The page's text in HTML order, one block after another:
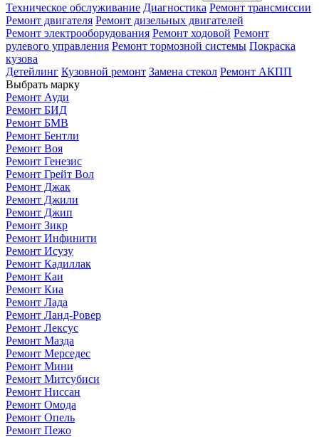
Техническое обслуживание Диагностика Ремонт трансмиссии
Ремонт двигателя Ремонт дизельных двигателей
Ремонт электрооборудования Ремонт ходовой Ремонт
рулевого управления Ремонт тормозной системы Покраска
кузова
Детейлинг Кузовной ремонт Замена стекол Ремонт АКПП
Выбрать марку
Ремонт Ауди
Ремонт БИД
Ремонт БМВ
Ремонт Бентли
Ремонт Воя
Ремонт Генезис
Ремонт Грейт Вол
Ремонт Джак
Ремонт Джили
Ремонт Джип
Ремонт Зикр
Ремонт Инфинити
Ремонт Исузу
Ремонт Кадиллак
Ремонт Каи
Ремонт Киа
Ремонт Лада
Ремонт Ланд-Ровер
Ремонт Лексус
Ремонт Мазда
Ремонт Мерседес
Ремонт Мини
Ремонт Митсубиси
Ремонт Ниссан
Ремонт Омода
Ремонт Опель
Ремонт Пежо